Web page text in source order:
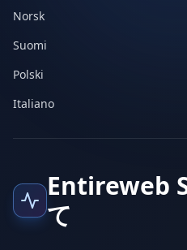
Norsk
Suomi
Polski
Italiano
Entireweb
て